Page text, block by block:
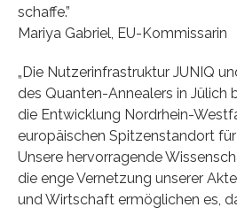
schaffe.”
Mariya Gabriel, EU-Kommissarin
„Die Nutzerinfrastruktur JUNIQ
des Quanten-Annealers in Jülich
die Entwicklung Nordrhein-
europäischen Spitzenstandort
Unsere hervorragende
die enge Vernetzung unserer
und Wirtschaft ermöglichen es,